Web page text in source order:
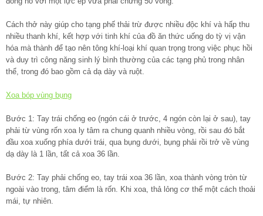
Cách thở này giúp cho tạng phế thải trừ được nhiều độc khí và hấp thu
nhiều thanh khí, kết hợp với tinh khí của đồ ăn thức uống do tỳ vị vận
hóa mà thành để tạo nên tông khí-loại khí quan trọng trong việc phục hồi
và duy trì công năng sinh lý bình thường của các tạng phủ trong nhân
thể, trong đó bao gồm cả dạ dày và ruột.
Xoa bóp vùng bụng
Bước 1: Tay trái chống eo (ngón cái ở trước, 4 ngón còn lại ở sau), tay
phải từ vùng rốn xoa ly tâm ra chung quanh nhiều vòng, rồi sau đó bắt
đầu xoa xuống phía dưới trái, qua bụng dưới, bụng phải rồi trở về vùng
dạ dày là 1 lần, tất cả xoa 36 lần.
Bước 2: Tay phải chống eo, tay trái xoa 36 lần, xoa thành vòng tròn từ
ngoài vào trong, tâm điểm là rốn. Khi xoa, thả lỏng cơ thể một cách thoải
mái, tự nhiên.